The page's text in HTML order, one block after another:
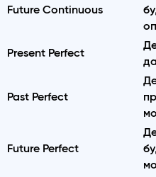
Future Continuous
Present Perfect
Past Perfect
Future Perfect